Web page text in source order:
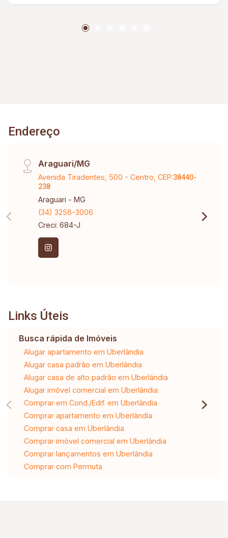
Endereço
Araguari/MG
Avenida Tiradentes, 500 - Centro, CEP:38440-
238
Araguari - MG
(34) 3256-3006
Creci: 684-J
Links Úteis
Busca rápida de Imóveis
Alugar apartamento em Uberlândia
Alugar casa padrão em Uberlândia
Alugar casa de alto padrão em Uberlândia
Alugar imóvel comercial em Uberlândia
Comprar em Cond./Edif. em Uberlândia
Comprar apartamento em Uberlândia
Comprar casa em Uberlândia
Comprar imóvel comercial em Uberlândia
Comprar lançamentos em Uberlândia
Comprar com Permuta